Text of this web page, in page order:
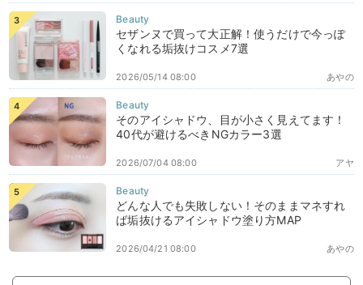
セザンヌで買って大正解！使うだけで今っぽ
くなれる垢抜けコスメ7選
あやの
2026/05/14 08:00
そのアイシャドウ、目が小さく見えてます！
40代が避けるべきNGカラー3選
アヤ
2026/07/04 08:00
どんな人でも失敗しない！そのままマネすれ
ば垢抜けるアイシャドウ塗り方MAP
あやの
2026/04/21 08:00